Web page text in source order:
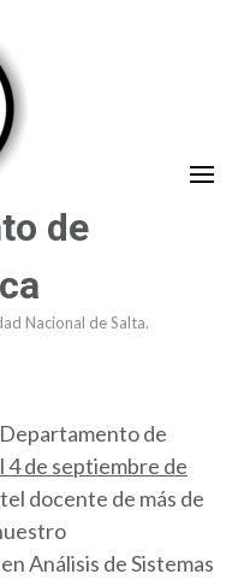
de
Nacional de Salta.
de
4 de septiembre de
docente de más de
Análisis de Sistemas